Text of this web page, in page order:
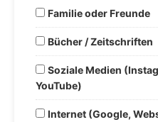
Familie oder Freunde
Bücher / Zeitschriften
Soziale Medien
YouTube)
Internet (Google,